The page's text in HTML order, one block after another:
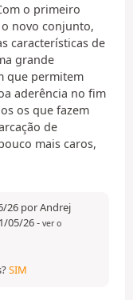
o primeiro
novo conjunto,
características de
grande
que permitem
aderência no fim
os que fazem
de
mais caros,
26 por Andrej
05/26- ver o
SIM